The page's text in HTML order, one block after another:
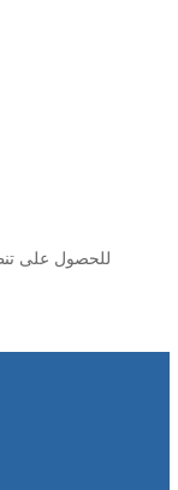
للحصول على